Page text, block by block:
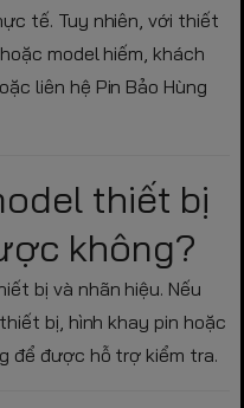
tế. Tuy nhiên, với thiết
model hiếm, khách
liên hệ Pin Bảo Hùng
thiết bị
không?
bị và nhãn hiệu. Nếu
bị, hình khay pin hoặc
để được hỗ trợ kiểm tra.